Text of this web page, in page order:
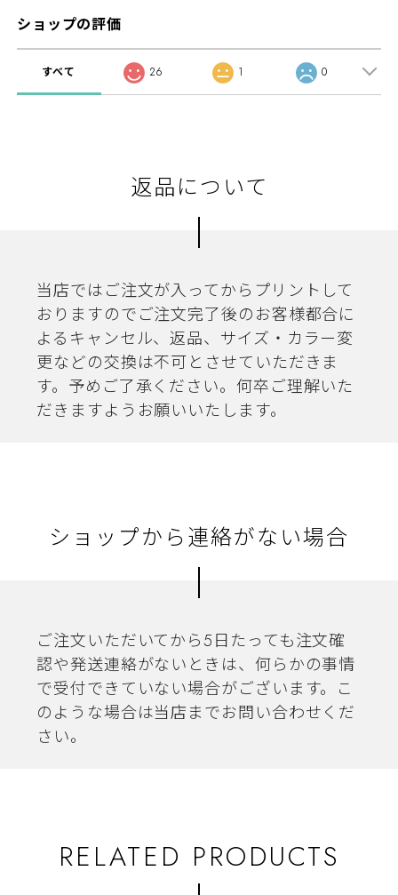
ショップの評価
すべて 26 1 0
返品について
当店ではご注文が入ってからプリントして
おりますのでご注文完了後のお客様都合に
よるキャンセル、返品、サイズ・カラー変
更などの交換は不可とさせていただきま
す。予めご了承ください。何卒ご理解いた
だきますようお願いいたします。
ショップから連絡がない場合
ご注文いただいてから5日たっても注文確
認や発送連絡がないときは、何らかの事情
で受付できていない場合がございます。こ
のような場合は当店までお問い合わせくだ
さい。
RELATED PRODUCTS